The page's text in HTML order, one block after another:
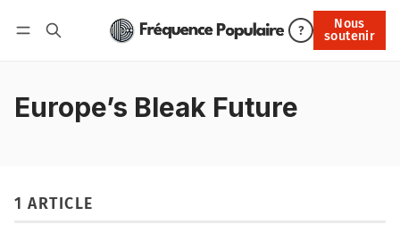
?
Nous
soutenir
Nous soutenir
Europe’s Bleak Future
1 ARTICLE